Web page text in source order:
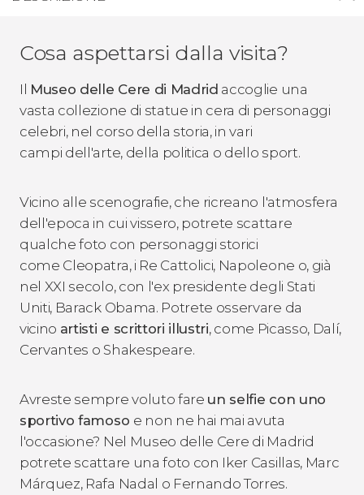
Cosa aspettarsi dalla visita?
Il Museo delle Cere di Madrid accoglie una
vasta collezione di statue in cera di personaggi
celebri, nel corso della storia, in vari
campi dell'arte, della politica o dello sport.
Vicino alle scenografie, che ricreano l'atmosfera
dell'epoca in cui vissero, potrete scattare
qualche foto con personaggi storici
come Cleopatra, i Re Cattolici, Napoleone o, già
nel XXI secolo, con l'ex presidente degli Stati
Uniti, Barack Obama. Potrete osservare da
vicino artisti e scrittori illustri, come Picasso, Dalí,
Cervantes o Shakespeare.
Avreste sempre voluto fare un selfie con uno
sportivo famoso e non ne hai mai avuta
l'occasione? Nel Museo delle Cere di Madrid
potrete scattare una foto con Iker Casillas, Marc
Márquez, Rafa Nadal o Fernando Torres.